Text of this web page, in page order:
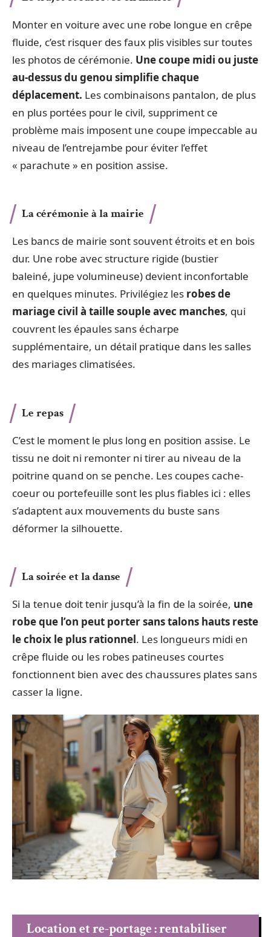
Monter en voiture avec une robe longue en crêpe
fluide, c’est risquer des faux plis visibles sur toutes
les photos de cérémonie. Une coupe midi ou juste
au-dessus du genou simplifie chaque
déplacement. Les combinaisons pantalon, de plus
en plus portées pour le civil, suppriment ce
problème mais imposent une coupe impeccable au
niveau de l’entrejambe pour éviter l’effet
« parachute » en position assise.
La cérémonie à la mairie
Les bancs de mairie sont souvent étroits et en bois
dur. Une robe avec structure rigide (bustier
baleiné, jupe volumineuse) devient inconfortable
en quelques minutes. Privilégiez les robes de
mariage civil à taille souple avec manches, qui
couvrent les épaules sans écharpe
supplémentaire, un détail pratique dans les salles
des mariages climatisées.
Le repas
C’est le moment le plus long en position assise. Le
tissu ne doit ni remonter ni tirer au niveau de la
poitrine quand on se penche. Les coupes cache-
coeur ou portefeuille sont les plus fiables ici : elles
s’adaptent aux mouvements du buste sans
déformer la silhouette.
La soirée et la danse
Si la tenue doit tenir jusqu’à la fin de la soirée, une
robe que l’on peut porter sans talons hauts reste
le choix le plus rationnel. Les longueurs midi en
crêpe fluide ou les robes patineuses courtes
fonctionnent bien avec des chaussures plates sans
casser la ligne.
Location et re-portage : rentabiliser